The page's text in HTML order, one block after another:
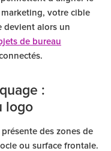
votre cible
devient alors un
de bureau
:
logo
des zones de
ou surface frontale.